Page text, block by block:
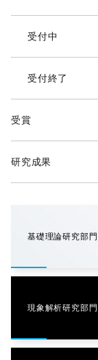
受付中
受付終了
受賞
研究成果
基礎理論研究部門
現象解析研究部門